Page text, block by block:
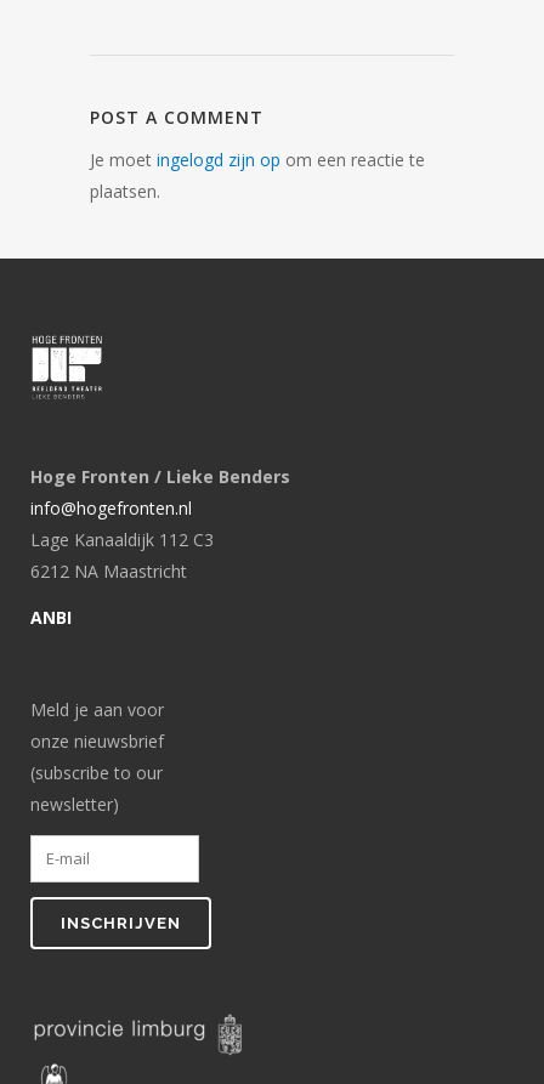
POST A COMMENT
Je moet ingelogd zijn op om een reactie te
plaatsen.
Hoge Fronten / Lieke Benders
info@hogefronten.nl
Lage Kanaaldijk 112 C3
6212 NA Maastricht
ANBI
Meld je aan voor
onze nieuwsbrief
(subscribe to our
newsletter)